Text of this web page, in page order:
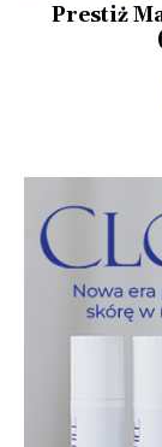
Prestiż